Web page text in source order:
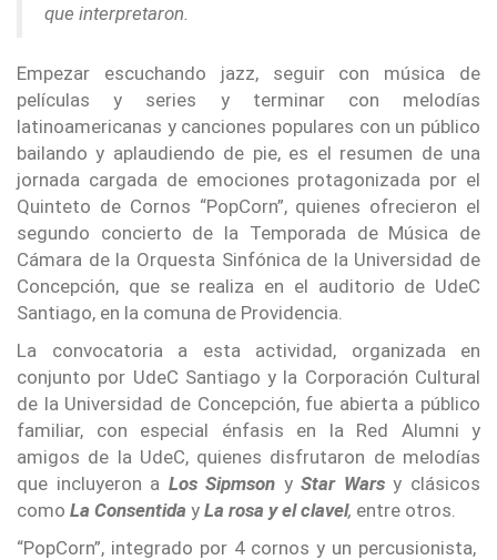
que interpretaron.
Empezar escuchando jazz, seguir con música de
películas y series y terminar con melodías
latinoamericanas y canciones populares con un público
bailando y aplaudiendo de pie, es el resumen de una
jornada cargada de emociones protagonizada por el
Quinteto de Cornos “PopCorn”, quienes ofrecieron el
segundo concierto de la Temporada de Música de
Cámara de la Orquesta Sinfónica de la Universidad de
Concepción, que se realiza en el auditorio de UdeC
Santiago, en la comuna de Providencia.
La convocatoria a esta actividad, organizada en
conjunto por UdeC Santiago y la Corporación Cultural
de la Universidad de Concepción, fue abierta a público
familiar, con especial énfasis en la Red Alumni y
amigos de la UdeC, quienes disfrutaron de melodías
que incluyeron a Los Sipmson yStar Warsy clásicos
como La Consentida y La rosa y el clavel, entre otros.
“PopCorn”, integrado por 4 cornos y un percusionista,